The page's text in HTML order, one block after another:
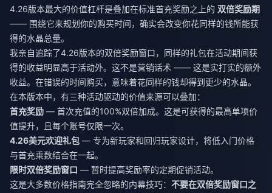
4.26版本最大的价值杠杆是叠加在标准首充奖励之上的 双倍奖励期
—— 围绕它来规划你的购买时间，确实会改变你花同样的钱所能获
得的水晶总量。
我亲自追踪了4.26版本的双倍奖励窗口，同样的礼包在活动期间获
得的收益明显高于活动外。这不是营销话术 —— 这是实打实的额外
收益。在错误的时间购买，意味着花同样的钱却得到更少的水晶。
在本版本中，有三种活动驱动的价值来源可以叠加：
首充奖励 — 首次充值的100%双倍加成。这是可获得的最高单项价
值提升，且每个账号仅限一次。
4.26美元欢迎礼包 — 专为新玩家和回归玩家设计，将低入门价格
与首充乘数结合在一起。
限时双倍奖励窗口 — 暂时提高奖励率的定期促销活动。
这是大多数价格指南完全忽略的内幕技巧： 不要在双倍奖励窗口之